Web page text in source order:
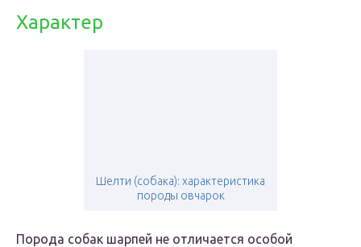
Характер
Шелти (собака): характеристика
породы овчарок
Порода собак шарпей не отличается особой